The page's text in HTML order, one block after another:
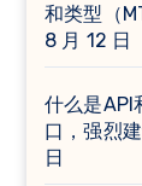
和类型（
8 月 12 日
什么是API
口，强烈
日